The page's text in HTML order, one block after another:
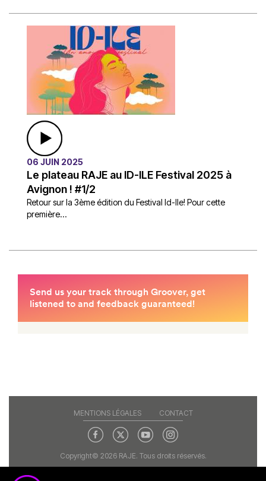
06 JUIN 2025
Le plateau RAJE au ID-ILE Festival 2025 à
Avignon ! #1/2
Retour sur la 3ème édition du Festival Id-Ile! Pour cette
première...
MENTIONS LÉGALES CONTACT
Copyright© 2026 RAJE. Tous droits réservés.